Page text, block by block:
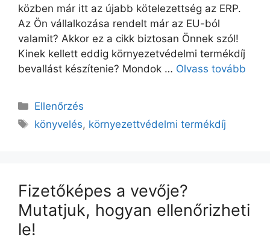
közben már itt az újabb kötelezettség az ERP.
Az Ön vállalkozása rendelt már az EU-ból
valamit? Akkor ez a cikk biztosan Önnek szól!
Kinek kellett eddig környezetvédelmi termékdíj
bevallást készítenie? Mondok … Olvass tovább
Ellenőrzés
könyvelés, környezettvédelmi termékdíj
Fizetőképes a vevője?
Mutatjuk, hogyan ellenőrizheti
le!